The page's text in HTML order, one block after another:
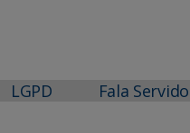
LGPD Fala